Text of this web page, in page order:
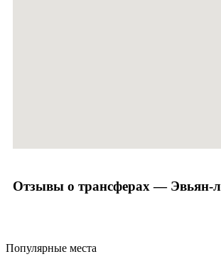
Отзывы о трансферах — Эвьян-
Популярные места